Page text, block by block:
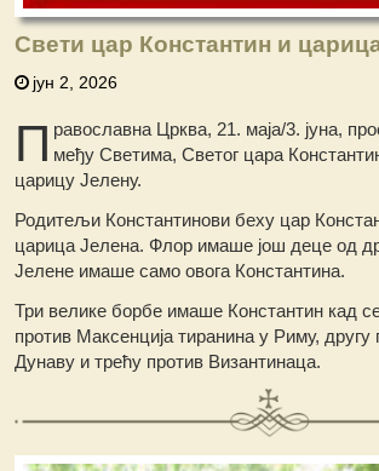
Свети цар Константин и
јун 2, 2026
П равославна Црква, 21. маја/3. јуна,
међу Светима, Светoг цара
цaрицу Јелену.
Родитељи Константинови беху цар
царица Јелена. Флор имаше још деце од
Јелене имаше само овога Константина.
Три велике борбе имаше Константин кад
против Максенција тиранина у Риму, другу
Дунаву и трећу против Византинаца.